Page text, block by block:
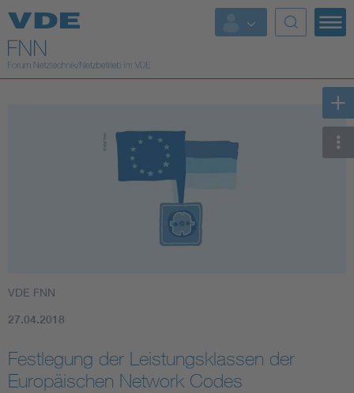
Top Themen
Fokusthemen
AI & Digital Trust
Vom Netz zum System
VDE FNN
27.04.2018
Festlegung der Leistungsklassen der
Europäischen Network Codes